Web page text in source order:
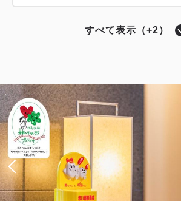
禁煙 20.00m
シングルサイズ×2
すべて表示（+2）